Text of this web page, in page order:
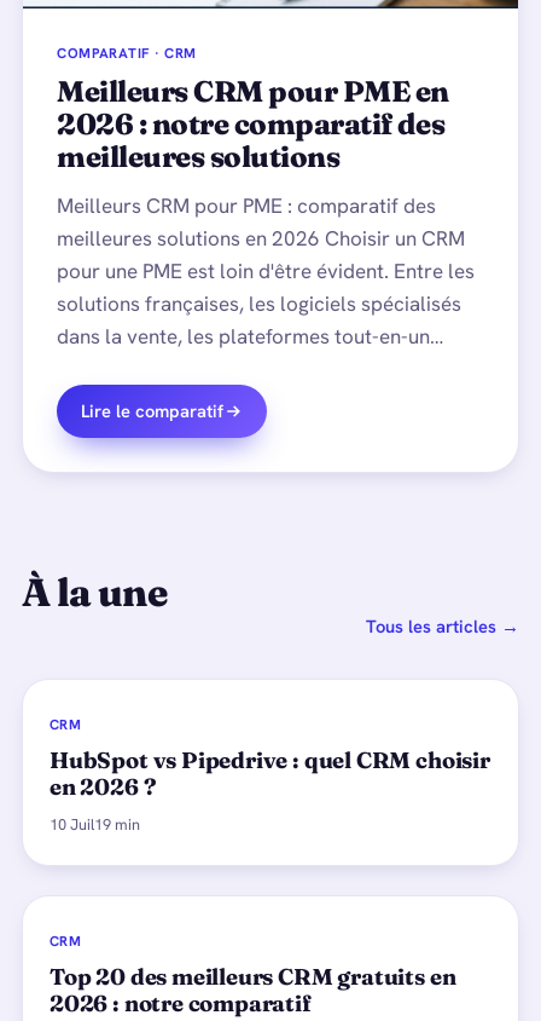
COMPARATIF · CRM
Meilleurs CRM pour PME en
2026 : notre comparatif des
meilleures solutions
Meilleurs CRM pour PME : comparatif des
meilleures solutions en 2026 Choisir un CRM
pour une PME est loin d'être évident. Entre les
solutions françaises, les logiciels spécialisés
dans la vente, les plateformes tout-en-un…
Lire le comparatif
À la une
Tous les articles →
CRM
HubSpot vs Pipedrive : quel CRM choisir
en 2026 ?
10 Juil19 min
CRM
Top 20 des meilleurs CRM gratuits en
2026 : notre comparatif